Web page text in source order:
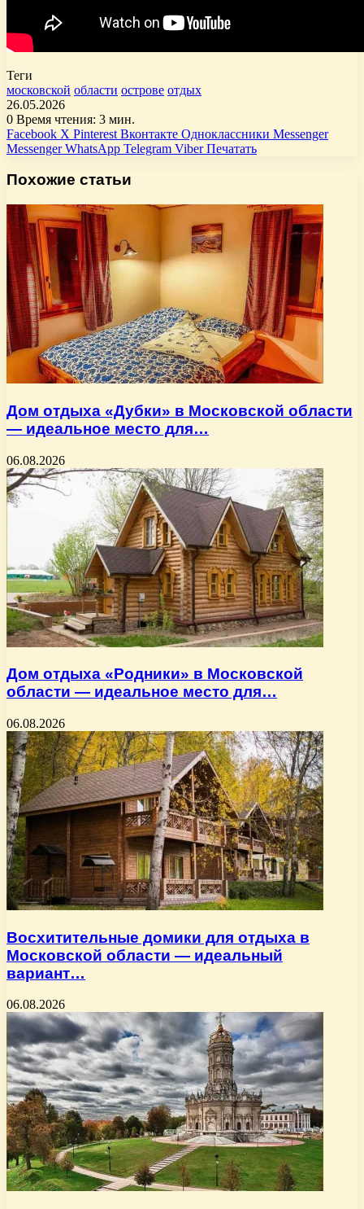
Теги
московской области острове отдых
26.05.2026
0 Время чтения: 3 мин.
Facebook X Pinterest Вконтакте Одноклассники Messenger
Messenger WhatsApp Telegram Viber Печатать
Похожие статьи
Дом отдыха «Дубки» в Московской области
— идеальное место для…
06.08.2026
Дом отдыха «Родники» в Московской
области — идеальное место для…
06.08.2026
Восхитительные домики для отдыха в
Московской области — идеальный
вариант…
06.08.2026